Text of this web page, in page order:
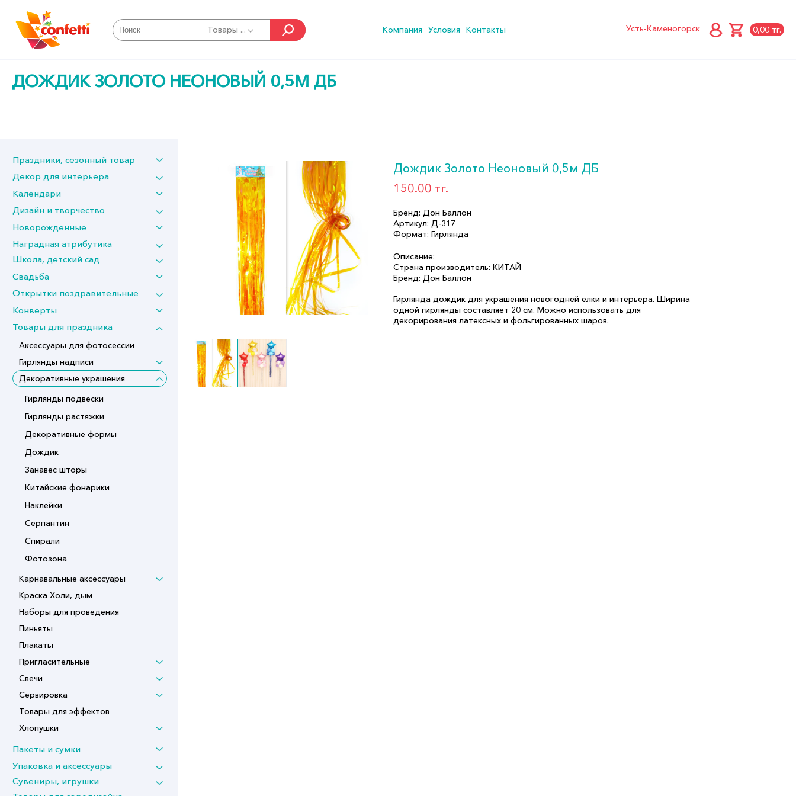
Товары ... Компания Условия Контакты Усть-Каменогорск 0,00 тг.
ДОЖДИК ЗОЛОТО НЕОНОВЫЙ 0,5М ДБ
Праздники, сезонный товар
Декор для интерьера
Календари
Дизайн и творчество
Новорожденные
Наградная атрибутика
Школа, детский сад
Свадьба
Открытки поздравительные
Конверты
Товары для праздника
Аксессуары для фотосессии
Гирлянды надписи
Декоративные украшения
Гирлянды подвески
Гирлянды растяжки
Декоративные формы
Дождик
Занавес шторы
Китайские фонарики
Наклейки
Серпантин
Спирали
Фотозона
Карнавальные аксессуары
Краска Холи, дым
Наборы для проведения
Пиньяты
Плакаты
Пригласительные
Свечи
Сервировка
Товары для эффектов
Хлопушки
Пакеты и сумки
Упаковка и аксессуары
Сувениры, игрушки
Дождик Золото Неоновый 0,5м ДБ
150.00 тг.
Бренд: Дон Баллон
Артикул: Д-317
Формат: Гирлянда
Описание:
Страна производитель: КИТАЙ
Бренд: Дон Баллон
Гирлянда дождик для украшения новогодней елки и интерьера. Ширина
одной гирлянды составляет 20 см. Можно использовать для
декорирования латексных и фольгированных шаров.